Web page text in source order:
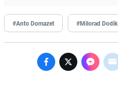
#Anto Domazet #Milorad Dodik